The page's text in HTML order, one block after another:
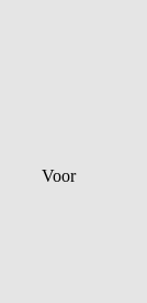
Voor